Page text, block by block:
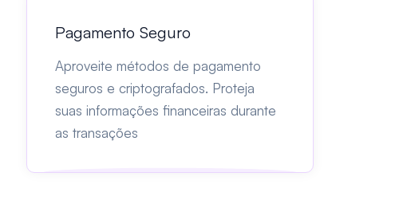
Pagamento Seguro
Aproveite métodos de pagamento
seguros e criptografados. Proteja
suas informações financeiras durante
as transações